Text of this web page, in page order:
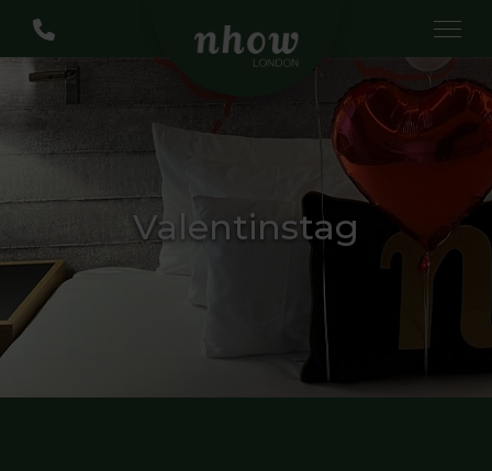
Valentinstag